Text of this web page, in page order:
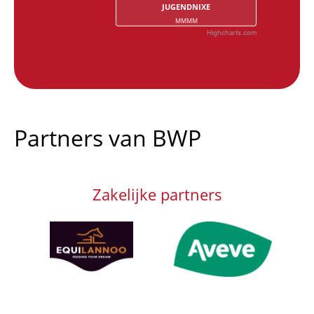
JUGENDNIXE
MMMM
Highcharts.com
Partners van BWP
Zakelijke partners
Afbeelding Afbeelding